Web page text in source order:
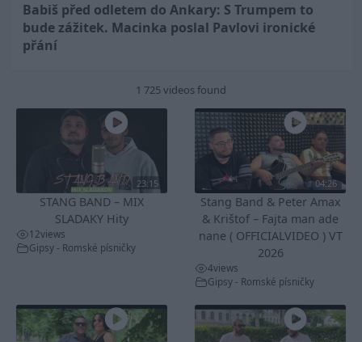
Babiš před odletem do Ankary: S Trumpem to
bude zážitek. Macinka poslal Pavlovi ironické
přání
1 725 videos found
23:15
STANG BAND – MIX
SLADAKY Hity
12views
Gipsy - Romské písničky
04:26
Stang Band & Peter Amax
& Krištof – Fajta man ade
nane ( OFFICIALVIDEO ) VT
2026
4views
Gipsy - Romské písničky